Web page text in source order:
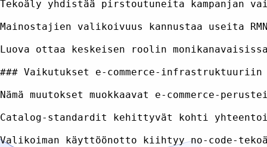
Tekoäly yhdistää pirstoutuneita
Mainostajien valikoivuus kannustaa useita
Luova ottaa keskeisen roolin
### Vaikutukset e-commerce-infrastruktuuriin
Nämä muutokset muokkaavat e-commerce-
Catalog-standardit kehittyvät kohti
Valikoiman käyttöönotto kiihtyy no-code-